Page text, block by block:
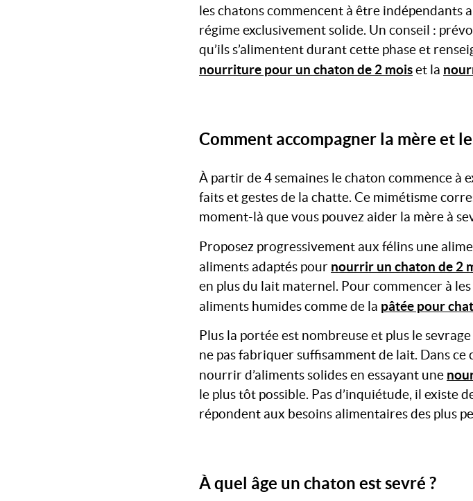
les chatons commencent à être indépendants
régime exclusivement solide. Un conseil :
qu’ils s’alimentent durant cette phase et
nourriture pour un chaton de 2 moiset la
Comment accompagner la mère et
À partir de 4 semaines le chaton commence
faits et gestes de la chatte. Ce mimétisme
moment-là que vous pouvez aider la mère à
Proposez progressivement aux félins une
aliments adaptés pour nourrir un chaton de 2
en plus du lait maternel. Pour commencer à
aliments humides comme de la pâtée pour
Plus la portée est nombreuse et plus le
ne pas fabriquer suffisamment de lait. Dans ce
nourrir d’aliments solides en essayant une
le plus tôt possible. Pas d’inquiétude, il existe
répondent aux besoins alimentaires des plus
À quel âge un chaton est sevré ?